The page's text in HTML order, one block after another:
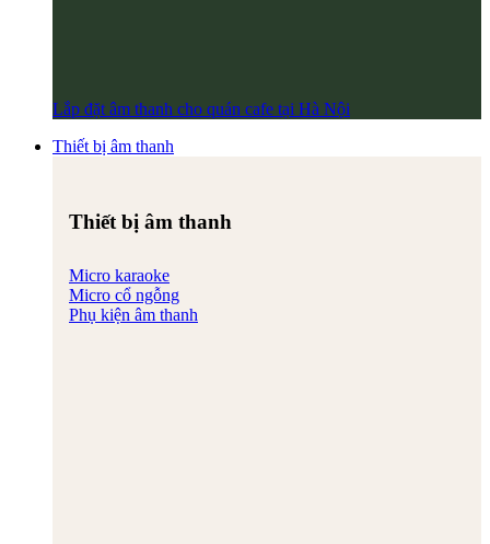
Lắp đặt âm thanh cho quán cafe tại Hà Nội
Thiết bị âm thanh
Thiết bị âm thanh
Micro karaoke
Micro cổ ngỗng
Phụ kiện âm thanh